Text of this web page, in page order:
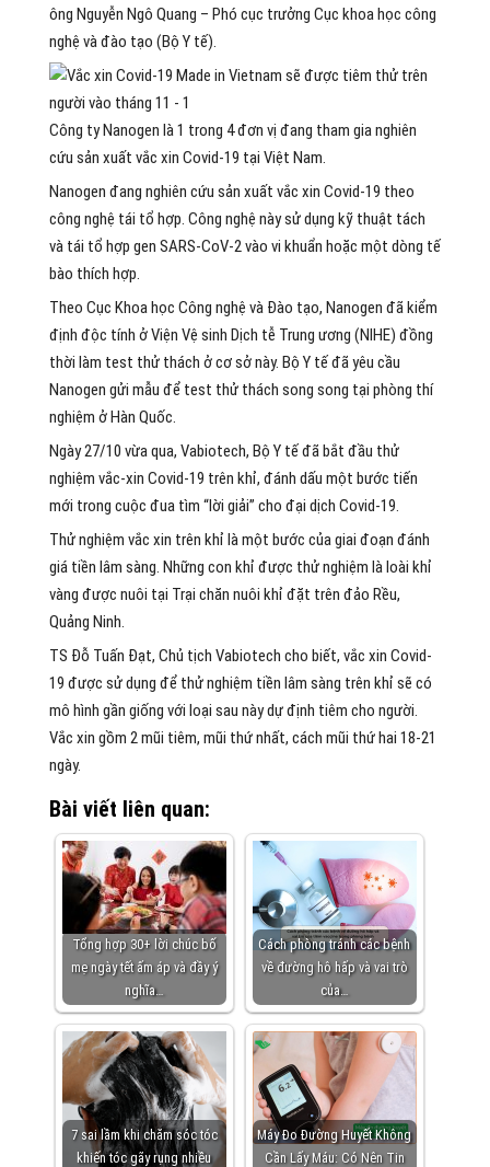
ông Nguyễn Ngô Quang – Phó cục trưởng Cục khoa học công
nghệ và đào tạo (Bộ Y tế).
Công ty Nanogen là 1 trong 4 đơn vị đang tham gia nghiên
cứu sản xuất vắc xin Covid-19 tại Việt Nam.
Nanogen đang nghiên cứu sản xuất vắc xin Covid-19 theo
công nghệ tái tổ hợp. Công nghệ này sử dụng kỹ thuật tách
và tái tổ hợp gen SARS-CoV-2 vào vi khuẩn hoặc một dòng tế
bào thích hợp.
Theo Cục Khoa học Công nghệ và Đào tạo, Nanogen đã kiểm
định độc tính ở Viện Vệ sinh Dịch tễ Trung ương (NIHE) đồng
thời làm test thử thách ở cơ sở này. Bộ Y tế đã yêu cầu
Nanogen gửi mẫu để test thử thách song song tại phòng thí
nghiệm ở Hàn Quốc.
Ngày 27/10 vừa qua, Vabiotech, Bộ Y tế đã bắt đầu thử
nghiệm vắc-xin Covid-19 trên khỉ, đánh dấu một bước tiến
mới trong cuộc đua tìm “lời giải” cho đại dịch Covid-19.
Thử nghiệm vắc xin trên khỉ là một bước của giai đoạn đánh
giá tiền lâm sàng. Những con khỉ được thử nghiệm là loài khỉ
vàng được nuôi tại Trại chăn nuôi khỉ đặt trên đảo Rều,
Quảng Ninh.
TS Đỗ Tuấn Đạt, Chủ tịch Vabiotech cho biết, vắc xin Covid-
19 được sử dụng để thử nghiệm tiền lâm sàng trên khỉ sẽ có
mô hình gần giống với loại sau này dự định tiêm cho người.
Vắc xin gồm 2 mũi tiêm, mũi thứ nhất, cách mũi thứ hai 18-21
ngày.
Bài viết liên quan:
Tổng hợp 30+ lời chúc bố
mẹ ngày tết ấm áp và đầy ý
nghĩa…
Cách phòng tránh các bệnh
về đường hô hấp và vai trò
của…
7 sai lầm khi chăm sóc tóc
khiến tóc gãy rụng nhiều
Máy Đo Đường Huyết Không
Cần Lấy Máu: Có Nên Tin